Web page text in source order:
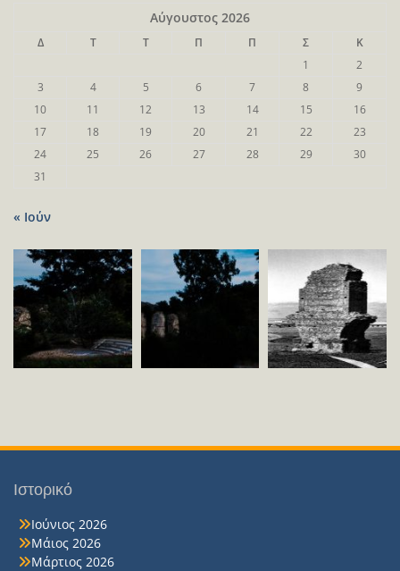
Αύγουστος 2026
Δ Τ Τ Π Π Σ
Κ
1
2
3
4 5 6 7 8
9
10
11 12 13 14 15
16
17
18 19 20 21 22
23
24
25 26 27 28 29
30
31
« Ιούν
Ιστορικό
Ιούνιος 2026
Μάιος 2026
Μάρτιος 2026